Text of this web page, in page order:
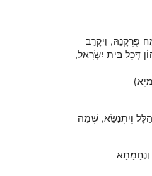
פֻּרְקָנֵהּ, וִיקָרֵב
דְּכָל בֵּית יִשְׂרָאֵל,
וְיִתְנַשֵּׂא, שְׁמֵהּ